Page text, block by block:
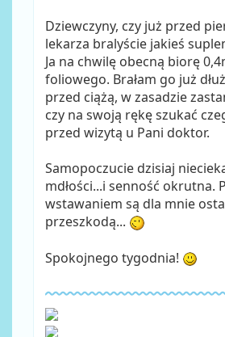
Dziewczyny, czy już przed
lekarza bralyście jakieś
Ja na chwilę obecną biorę
foliowego. Brałam go już
przed ciążą, w zasadzie
czy na swoją rękę szukać
przed wizytą u Pani doktor.
Samopoczucie dzisiaj
mdłości...i senność okrutna.
wstawaniem są dla mnie
przeszkodą...
Spokojnego tygodnia!